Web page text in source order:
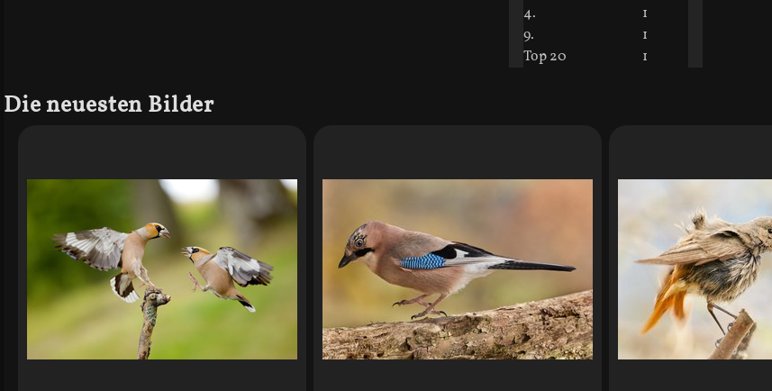
4.
1
9.
1
Top 20
1
Die neuesten Bilder